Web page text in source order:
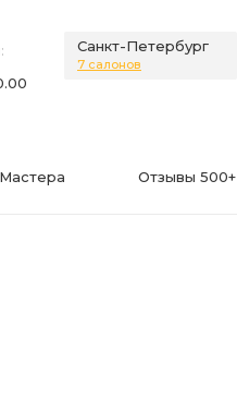
Санкт-Петербург
7 салонов
Мастера Отзывы 500+